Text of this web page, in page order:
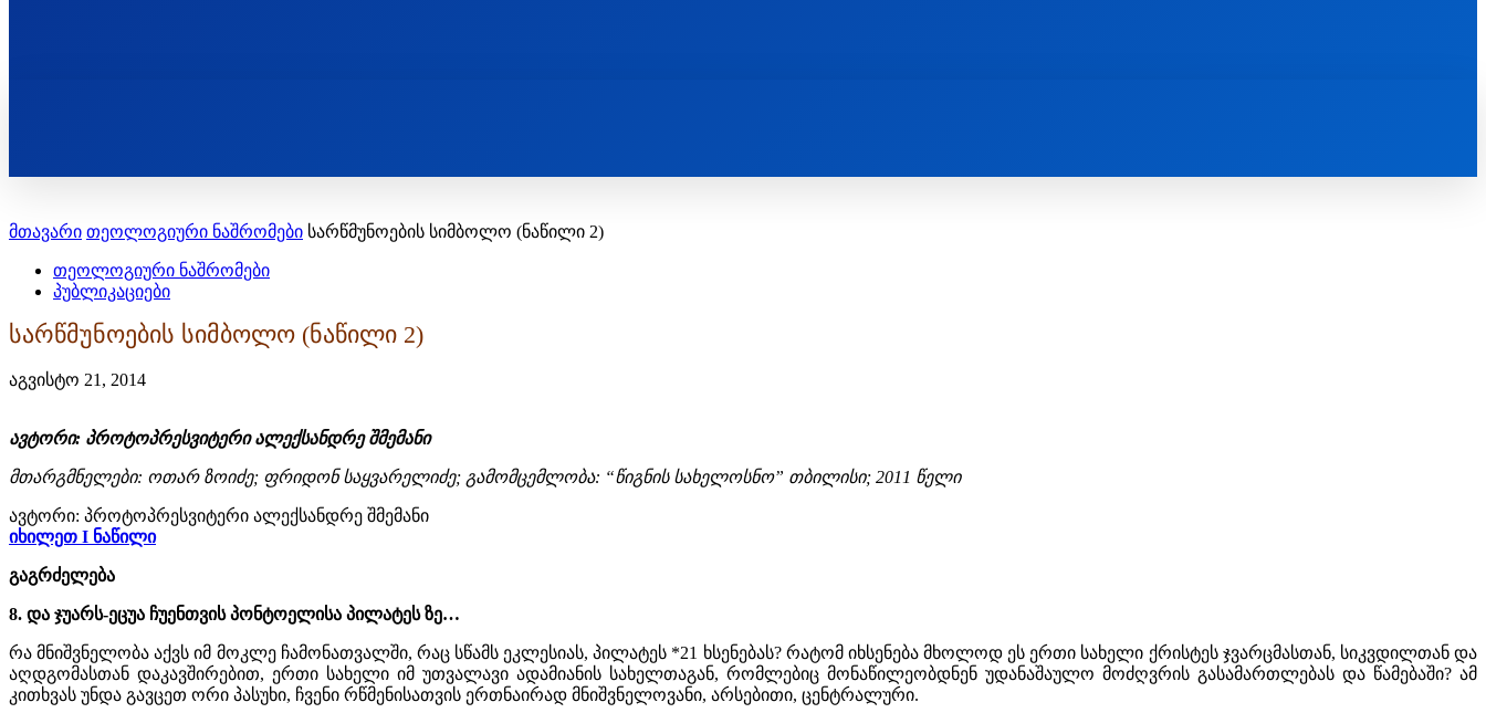
მთავარი თეოლოგიური ნაშრომები სარწმუნოების სიმბოლო (ნაწილი 2)
თეოლოგიური ნაშრომები
პუბლიკაციები
სარწმუნოების სიმბოლო (ნაწილი 2)
აგვისტო 21, 2014
ავტორი: პროტოპრესვიტერი ალექსანდრე შმემანი
მთარგმნელები: ოთარ ზოიძე; ფრიდონ საყვარელიძე; გამომცემლობა: “წიგნის სახელოსნო” თბილისი; 2011 წელი
ავტორი: პროტოპრესვიტერი ალექსანდრე შმემანი
იხილეთ I ნაწილი
გაგრძელება
8. და ჯუარს-ეცუა ჩუენთვის პონტოელისა პილატეს ზე…
რა მნიშვნელობა აქვს იმ მოკლე ჩამონათვალში, რაც სწამს ეკლესიას, პილატეს *21 ხსენებას? რატომ იხსენება მხოლოდ ეს ერთი სახელი ქრისტეს ჯვარცმასთან, სიკვდილთან და
აღდგომასთან დაკავშირებით, ერთი სახელი იმ უთვალავი ადამიანის სახელთაგან, რომლებიც მონაწილეობდნენ უდანაშაულო მოძღვრის გასამართლებას და წამებაში? ამ
კითხვას უნდა გავცეთ ორი პასუხი, ჩვენი რწმენისათვის ერთნაირად მნიშვნელოვანი, არსებითი, ცენტრალური.